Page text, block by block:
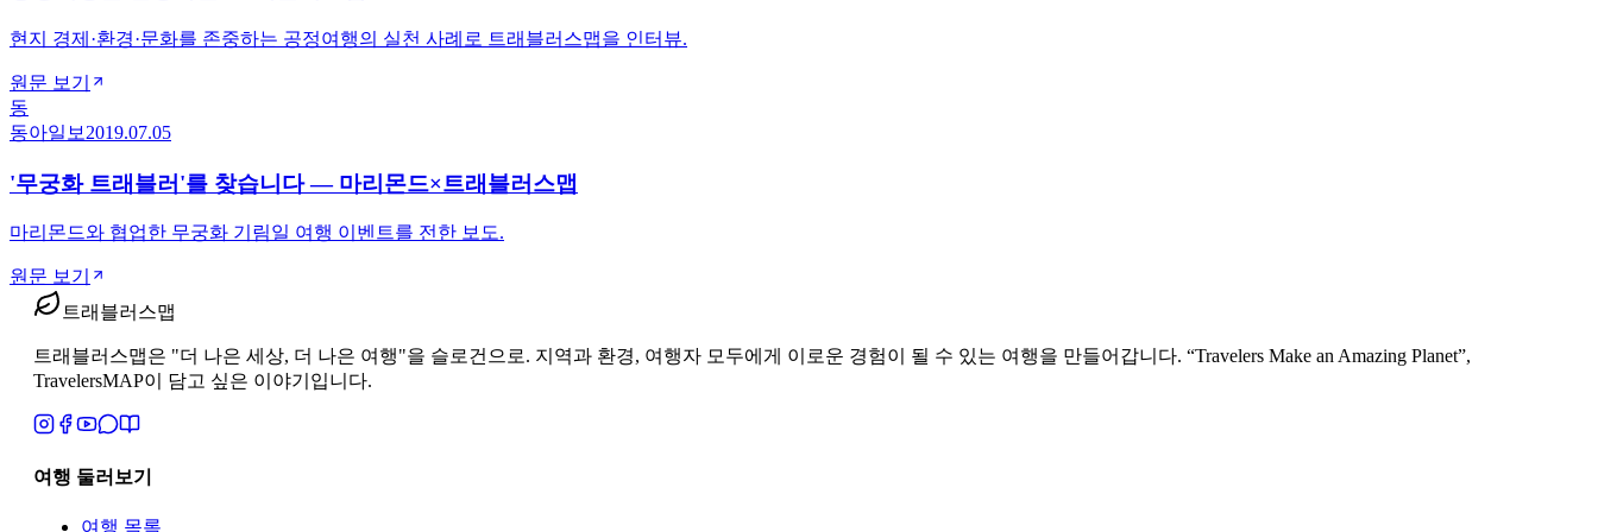
현지 경제·환경·문화를 존중하는 공정여행의 실천 사례로 트래블러스맵을 인터뷰.
원문 보기
동
동아일보 2019.07.05
'무궁화 트래블러'를 찾습니다 — 마리몬드×트래블러스맵
마리몬드와 협업한 무궁화 기림일 여행 이벤트를 전한 보도.
원문 보기
트래블러스맵
트래블러스맵은 "더 나은 세상, 더 나은 여행"을 슬로건으로. 지역과 환경, 여행자 모두에게 이로운 경험이 될 수 있는 여행을 만들어갑니다. “Travelers Make an Amazing Planet”,
TravelersMAP이 담고 싶은 이야기입니다.
여행 둘러보기
여행 목록